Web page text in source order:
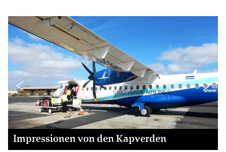
den Kapverden Impressionen von